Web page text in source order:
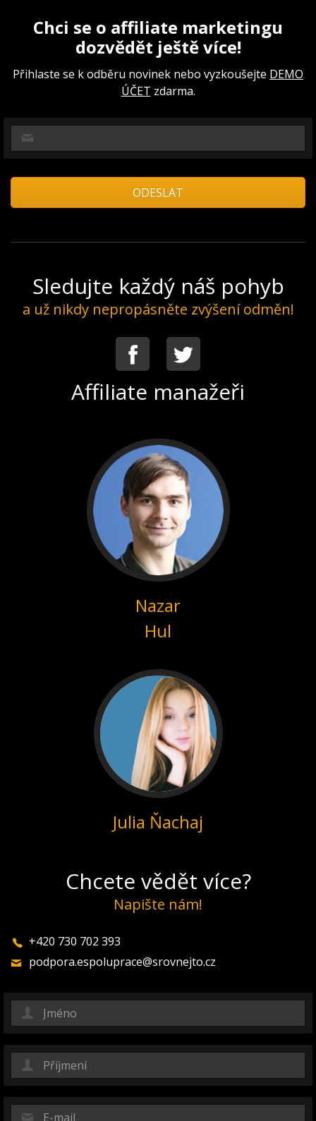
Chci se o affiliate marketingu
dozvědět ještě více!
Přihlaste se k odběru novinek nebo vyzkoušejte DEMO
ÚČET zdarma.
Sledujte každý náš pohyb
a už nikdy nepropásněte zvýšení odměn!
Facebook
Affiliate manažeři
Nazar
Hul
Julia Ňachaj
Chcete vědět více?
Napište nám!
+420 730 702 393
podpora.espoluprace@srovnejto.cz